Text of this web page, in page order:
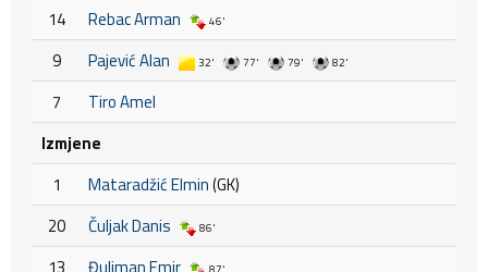
14 Rebac Arman 46'
9 Pajević Alan 32' 77' 79' 82'
7
Tiro Amel
Izmjene
1
Mataradžić Elmin(GK)
20
Čuljak Danis 86'